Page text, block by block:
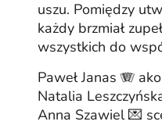
uszu. Pomiędzy
każdy brzmiał
wszystkich do
Paweł Janas 🪗
Natalia
Anna Szawiel 💌